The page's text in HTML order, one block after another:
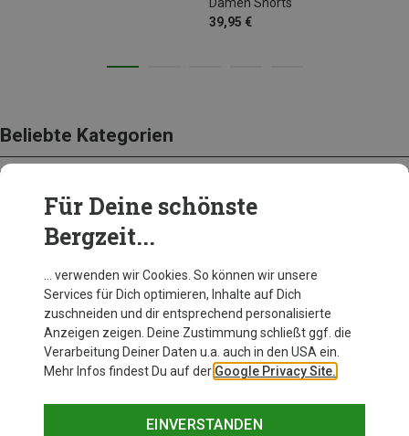
Damen Shorts
39,95 €
Beliebte Kategorien
BEKLEIDUNG
Für Deine schönste
Bergzeit...
… verwenden wir Cookies. So können wir unsere
Services für Dich optimieren, Inhalte auf Dich
zuschneiden und dir entsprechend personalisierte
Anzeigen zeigen. Deine Zustimmung schließt ggf. die
Verarbeitung Deiner Daten u.a. auch in den USA ein.
Mehr Infos findest Du auf der Google Privacy Site.
EINVERSTANDEN